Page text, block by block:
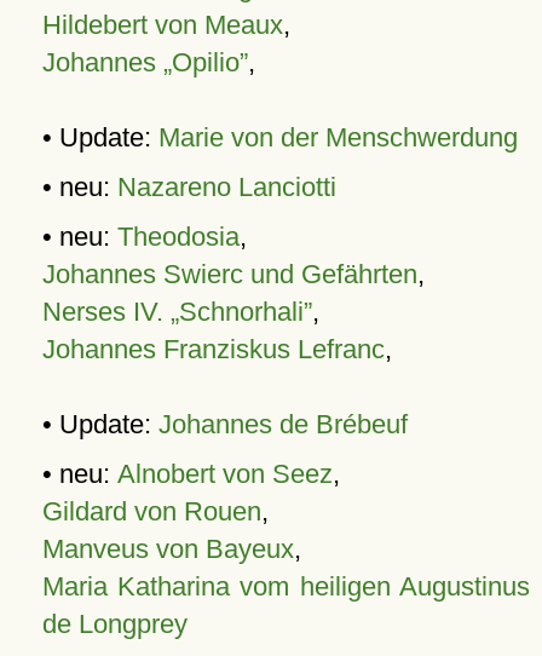
Hildebert von Meaux,
Johannes „Opilio”,
• Update: Marie von der Menschwerdung
• neu: Nazareno Lanciotti
• neu: Theodosia,
Johannes Swierc und Gefährten,
Nerses IV. „Schnorhali”,
Johannes Franziskus Lefranc,
• Update: Johannes de Brébeuf
• neu: Alnobert von Seez,
Gildard von Rouen,
Manveus von Bayeux,
Maria Katharina vom heiligen Augustinus
de Longprey